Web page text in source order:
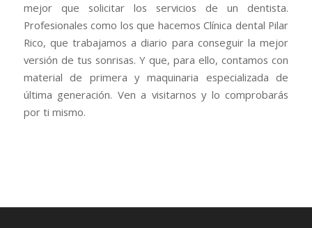
mejor que solicitar los servicios de un dentista.
Profesionales como los que hacemos Clínica dental Pilar
Rico, que trabajamos a diario para conseguir la mejor
versión de tus sonrisas. Y que, para ello, contamos con
material de primera y maquinaria especializada de
última generación. Ven a visitarnos y lo comprobarás
por ti mismo.